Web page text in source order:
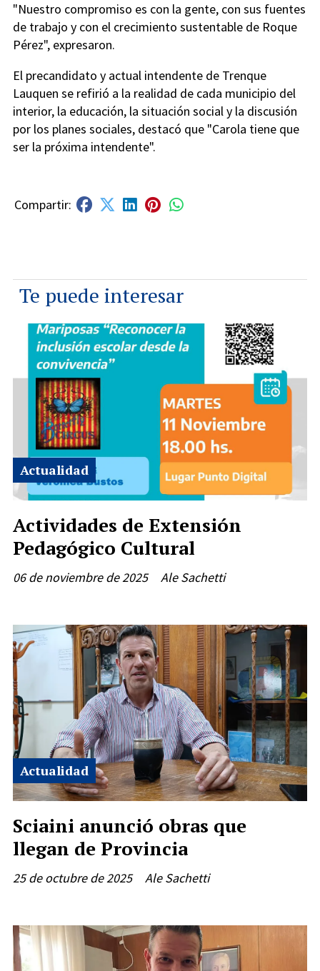
"Nuestro compromiso es con la gente, con sus fuentes
de trabajo y con el crecimiento sustentable de Roque
Pérez", expresaron.
El precandidato y actual intendente de Trenque
Lauquen se refirió a la realidad de cada municipio del
interior, la educación, la situación social y la discusión
por los planes sociales, destacó que "Carola tiene que
ser la próxima intendente".
Te puede interesar
Actividades de Extensión
Pedagógico Cultural
Ale Sachetti
Actualidad
06 de noviembre de 2025
Sciaini anunció obras que
llegan de Provincia
Ale Sachetti
Actualidad
25 de octubre de 2025